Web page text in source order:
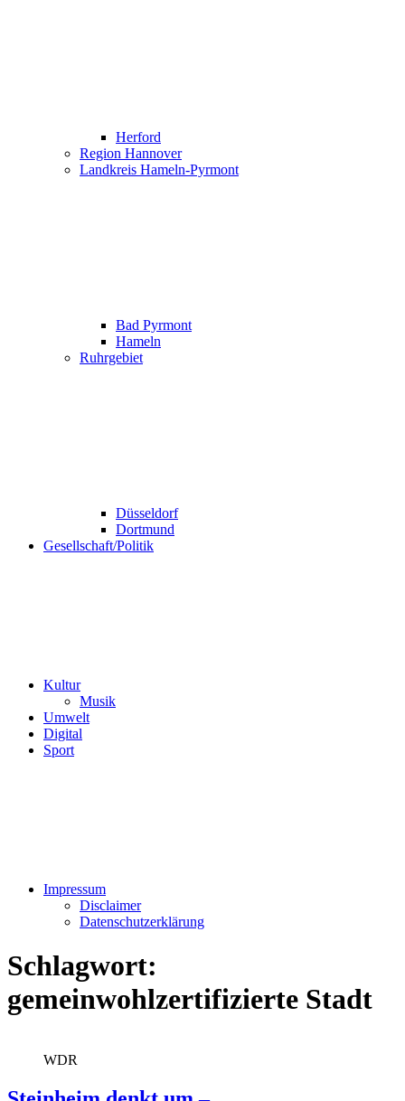
Herford
Region Hannover
Landkreis Hameln-Pyrmont
Bad Pyrmont
Hameln
Ruhrgebiet
Düsseldorf
Dortmund
Gesellschaft/Politik
Kultur
Musik
Umwelt
Digital
Sport
Impressum
Disclaimer
Datenschutzerklärung
Schlagwort:
gemeinwohlzertifizierte Stadt
WDR